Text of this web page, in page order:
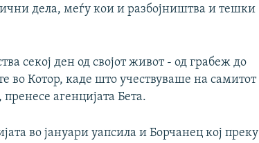
дела, меѓу кои и разбојништва и тешки
секој ден од својот живот - од грабеж до
во Котор, каде што учествуваше на самитот
агенцијата Бета.
во јануари уапсила и Борчанец кој преку